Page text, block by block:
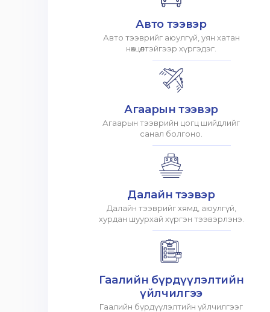
Авто тээвэр
Авто тээврийг аюулгүй, уян хатан
нөхцөлтэйгээр хүргэдэг.
Агаарын тээвэр
Агаарын тээврийн цогц шийдлийг
санал болгоно.
Далайн тээвэр
Далайн тээврийг хямд, аюулгүй,
хурдан шуурхай хүргэн тээвэрлэнэ.
Гаалийн бүрдүүлэлтийн
үйлчилгээ
Гаалийн бүрдүүлэлтийн үйлчилгээг